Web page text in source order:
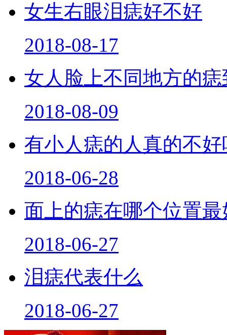
女生右眼泪痣好不好
2018-08-17
女人脸上不同地方的
2018-08-09
有小人痣的人真的不好
2018-06-28
面上的痣在哪个位置最
2018-06-27
泪痣代表什么
2018-06-27